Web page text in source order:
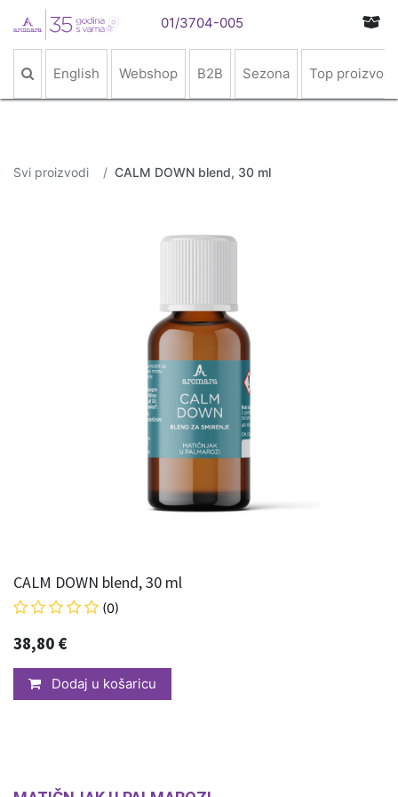
01/3704-005
English Webshop B2B Sezona Top proizvodi
Svi proizvodi CALM DOWN blend, 30 ml
CALM DOWN blend, 30 ml
(0)
38,80 €
Dodaj u košaricu